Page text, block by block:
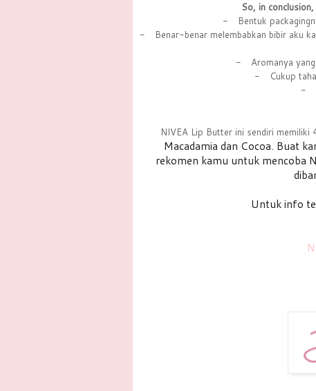
So, in
-
Bentuk
-
Benar-benar melembabkan bibir aku
-
Aromanya
-
Cukup
-
NIVEA Lip Butter ini sendiri memiliki
Macadamia dan Cocoa. Buat
rekomen kamu untuk mencoba
Untuk info